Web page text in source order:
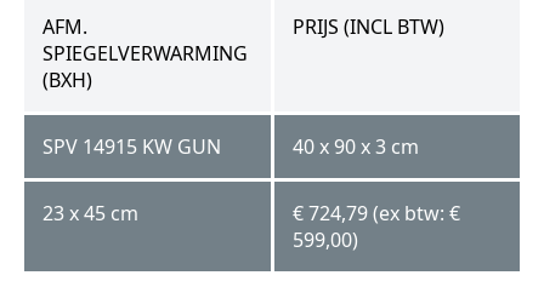
AFM.
SPIEGELVERWARMING
(BXH)
PRIJS (INCL BTW)
SPV 14915 KW GUN 40 x 90 x 3 cm
23 x 45 cm
€ 724,79 (ex btw: €
599,00)